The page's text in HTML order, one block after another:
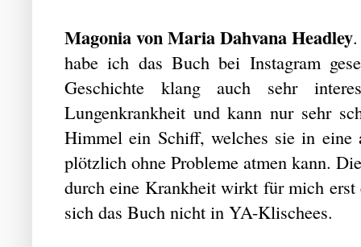
Magonia von Maria Dahvana Headley
habe ich das Buch bei Instagram
Geschichte klang auch sehr
Lungenkrankheit und kann nur sehr
Himmel ein Schiff, welches sie in
plötzlich ohne Probleme atmen kann.
durch eine Krankheit wirkt für mich
sich das Buch nicht in YA-Klischees.